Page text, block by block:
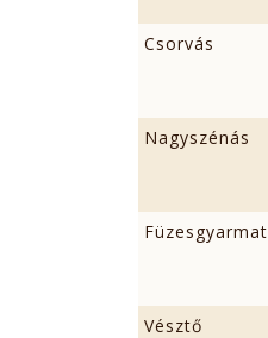
Csorvás
Nagyszénás
Füzesgyarmat
Vésztő